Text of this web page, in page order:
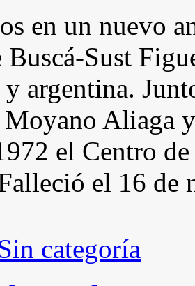
en un nuevo
Sust
y argentina.
Aliaga
el Centro
el 16 de
categoría